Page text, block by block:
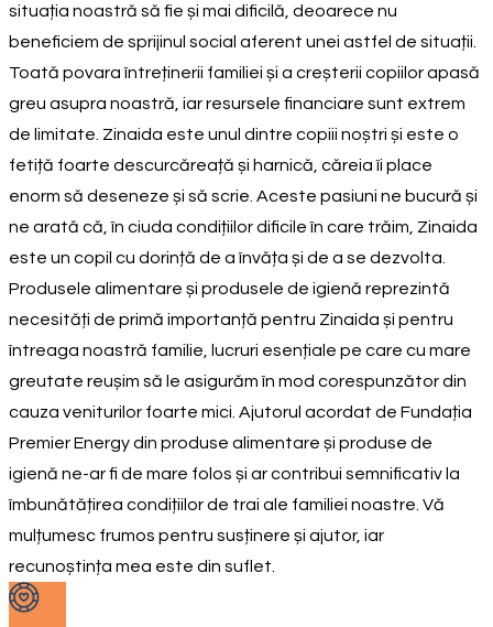
situația noastră să fie și mai dificilă, deoarece nu
beneficiem de sprijinul social aferent unei astfel de situații.
Toată povara întreținerii familiei și a creșterii copiilor apasă
greu asupra noastră, iar resursele financiare sunt extrem
de limitate. Zinaida este unul dintre copiii noștri și este o
fetiță foarte descurcăreață și harnică, căreia îi place
enorm să deseneze și să scrie. Aceste pasiuni ne bucură și
ne arată că, în ciuda condițiilor dificile în care trăim, Zinaida
este un copil cu dorință de a învăța și de a se dezvolta.
Produsele alimentare și produsele de igienă reprezintă
necesități de primă importanță pentru Zinaida și pentru
întreaga noastră familie, lucruri esențiale pe care cu mare
greutate reușim să le asigurăm în mod corespunzător din
cauza veniturilor foarte mici. Ajutorul acordat de Fundația
Premier Energy din produse alimentare și produse de
igienă ne-ar fi de mare folos și ar contribui semnificativ la
îmbunătățirea condițiilor de trai ale familiei noastre. Vă
mulțumesc frumos pentru susținere și ajutor, iar
recunoștința mea este din suflet.